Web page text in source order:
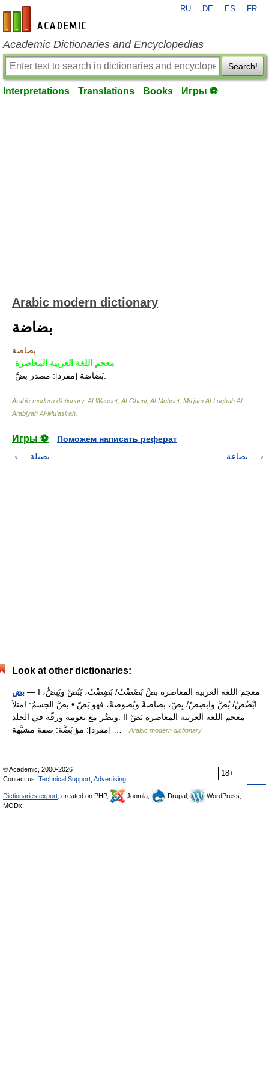
en-academic.com
RU DE ES FR
Academic Dictionaries and Encyclopedias
Search!
Interpretations Translations Books Игры ⚽
Arabic modern dictionary
بضاضة
بضاضة
معجم اللغة العربية المعاصرة
بَضاضة [مفرد]: مصدر بضَّ.
Arabic modern dictionary. Al-Waseet, Al-Ghani, Al-Muheet, Mu'jam Al-Lughah Al-
Arabiyah Al-Mu'asirah
Игры ⚽
Поможем написать реферат
بصيلة
بضاعة
Look at other dictionaries:
بض — I معجم اللغة العربية المعاصرة بضَّ بَضَضْتُ/ بَضِضْتُ، يَبُضّ ويَبِضُّ،
ابْضُضْ/ بُضَّ وابضِضْ/ بِضّ، بضاضةً وبُضوضةً، فهو بَضّ • بضَّ الجسمُ: امتلأ
ونضُر مع نعومة ورقّة في الجلد. II معجم اللغة العربية المعاصرة بَضّ
Arabic modern dictionary
18+
© Academic, 2000-2026
Contact us: Technical Support Advertising
Dictionaries export , created on PHP, Joomla, Drupal,
WordPress,
MODx.